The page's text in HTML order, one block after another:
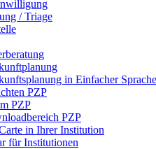
/ Triage
in Einfacher
PZP
PZP
PZP
in Ihrer Institution
für Institutionen